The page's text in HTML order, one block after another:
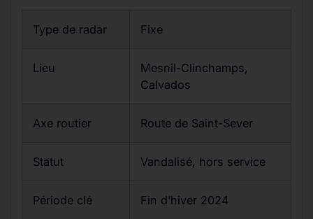
Type de radar Fixe
Lieu
Mesnil-Clinchamps,
Calvados
Axe routier Route de Saint-Sever
Statut Vandalisé, hors service
Période clé Fin d’hiver 2024